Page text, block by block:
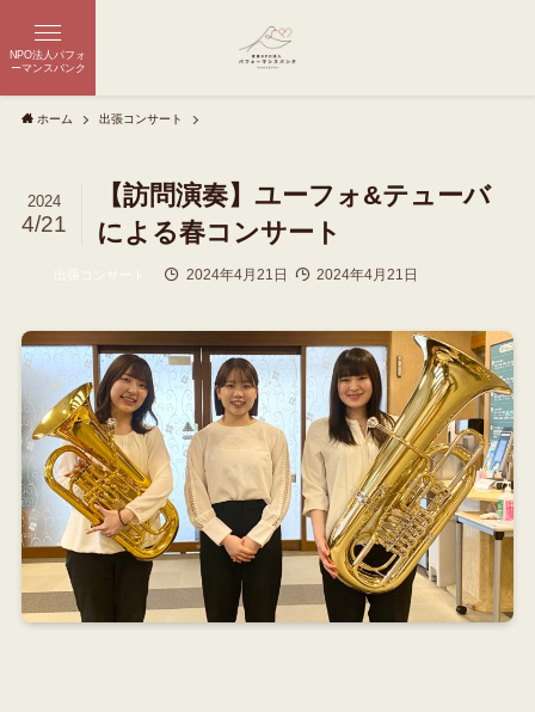
NPO法人パフォ
ーマンスバンク
ホーム 出張コンサート
【訪問演奏】ユーフォ&テューバ
による春コンサート
2024
4/21
出張コンサート 2024年4月21日 2024年4月21日